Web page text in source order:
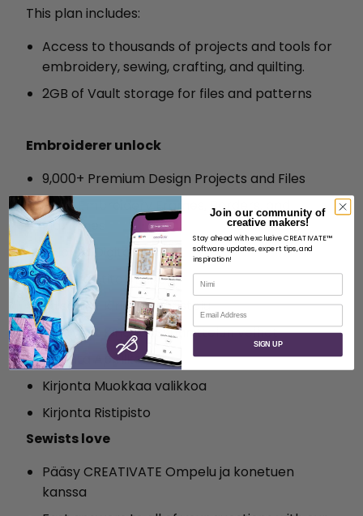
This plan includes:
Access to thousands of projects and tools for
embroidery, sewing, crafting, and quilting.
2GB of Vault storage for files and patterns
Embroiderer unlock
9,000+ Premium Design Projects and Files
650+ Embroidery Frames, Borders, and
Flourishes
Kirjonta Digitointi
Kirjonta Stitch Editor
Edistynyt Kirjonta Koristelu
Edistynyt Kirjonta Suunnittelun velhot
Kirjonta Applikaatio
Kirjonta Muokkaa valikkoa
Kirjonta Ristipisto
Sewists love
Pääsy CREATIVATE Ompelu ja konetuen
kanssa
Join our community of
creative makers!
Stay ahead with exclusive CREATIVATE™
software updates, expert tips, and
inspiration!
Nimi
Sähköposti
SIGN UP